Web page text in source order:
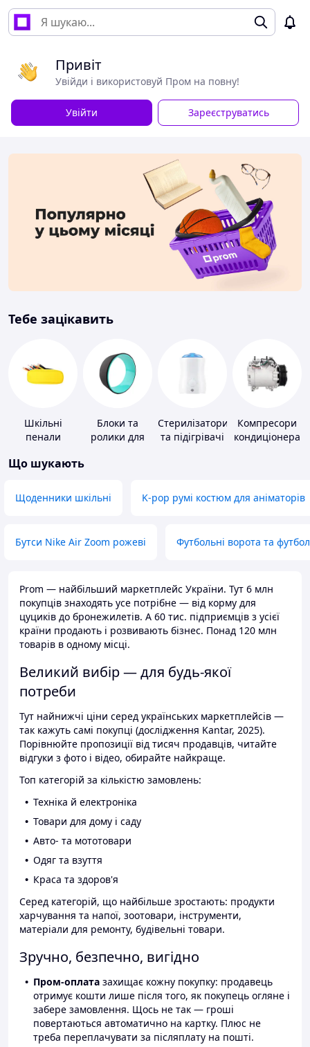
Привіт
Увійди і використовуй Пром на повну!
Увійти Зареєструватись
Тебе зацікавить
Шкільні
пенали
Блоки та
ролики для
Стерилізатори
та підігрівачі
Компресори
кондиціонера
Що шукають
Щоденники шкільні K-pop румі костюм для аніматорів
Бутси Nike Air Zoom рожеві Футбольні ворота та
Prom — найбільший маркетплейс України. Тут 6 млн
покупців знаходять усе потрібне — від корму для
цуциків до бронежилетів. А 60 тис. підприємців з усієї
країни продають і розвивають бізнес. Понад 120 млн
товарів в одному місці.
Великий вибір — для будь-якої
потреби
Тут найнижчі ціни серед українських маркетплейсів —
так кажуть самі покупці (дослідження Kantar, 2025).
Порівнюйте пропозиції від тисяч продавців, читайте
відгуки з фото і відео, обирайте найкраще.
Топ категорій за кількістю замовлень:
Техніка й електроніка
Товари для дому і саду
Авто- та мототовари
Одяг та взуття
Краса та здоров'я
Серед категорій, що найбільше зростають: продукти
харчування та напої, зоотовари, інструменти,
матеріали для ремонту, будівельні товари.
Зручно, безпечно, вигідно
Пром-оплата захищає кожну покупку: продавець
отримує кошти лише після того, як покупець огляне і
забере замовлення. Щось не так — гроші
повертаються автоматично на картку. Плюс не
треба переплачувати за післяплату на пошті.